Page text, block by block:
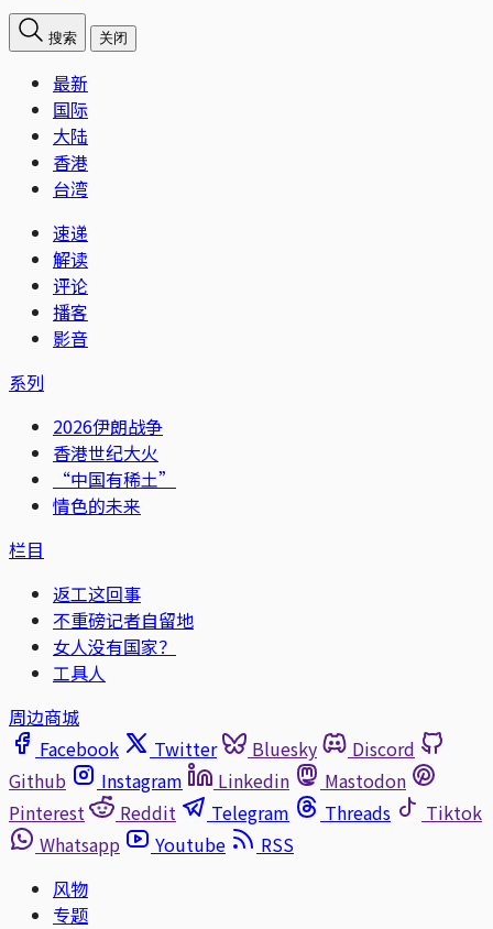
搜索 关闭
最新
国际
大陆
香港
台湾
速递
解读
评论
播客
影音
系列
2026伊朗战争
香港世纪大火
“中国有稀土”
情色的未来
栏目
返工这回事
不重磅记者自留地
女人没有国家？
工具人
周边商城
Facebook
Twitter Bluesky
Discord
Github
Instagram Linkedin
Mastodon
Pinterest
Reddit Telegram Threads
Tiktok
Whatsapp
Youtube
RSS
风物
专题